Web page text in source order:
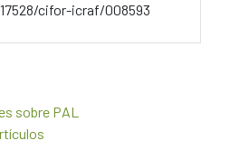
cifor-icraf/008593
sobre PAL